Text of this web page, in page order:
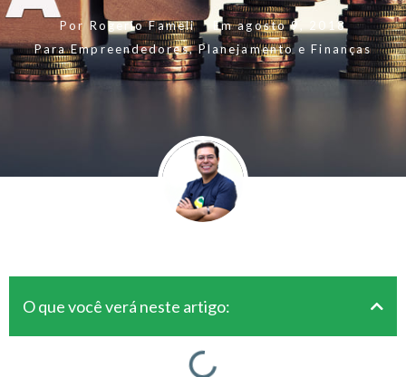
Por Rogerio Fameli Em agosto 9, 2018
Para Empreendedores,Planejamento e Finanças
O que você verá neste artigo: